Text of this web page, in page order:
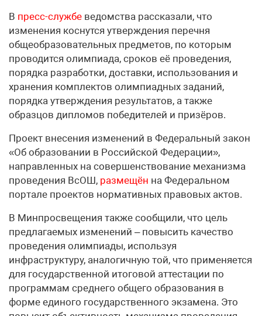
В пресс-службе ведомства рассказали, что
изменения коснутся утверждения перечня
общеобразовательных предметов, по которым
проводится олимпиада, сроков её проведения,
порядка разработки, доставки, использования и
хранения комплектов олимпиадных заданий,
порядка утверждения результатов, а также
образцов дипломов победителей и призёров.
Проект внесения изменений в Федеральный закон
«Об образовании в Российской Федерации»,
направленных на совершенствование механизма
проведения ВсОШ, размещён на Федеральном
портале проектов нормативных правовых актов.
В Минпросвещения также сообщили, что цель
предлагаемых изменений – повысить качество
проведения олимпиады, используя
инфраструктуру, аналогичную той, что применяется
для государственной итоговой аттестации по
программам среднего общего образования в
форме единого государственного экзамена. Это